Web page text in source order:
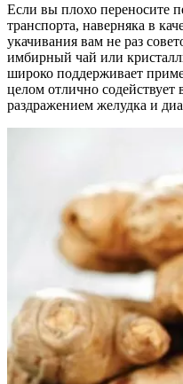
Если вы плохо переносите
транспорта, наверняка в
укачивания вам не раз
имбирный чай или
широко поддерживает
целом отлично содействует
раздражением желудка и